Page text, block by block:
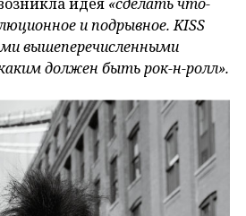
и подрывное. KISS
вышеперечисленными
должен быть рок-н-ролл».